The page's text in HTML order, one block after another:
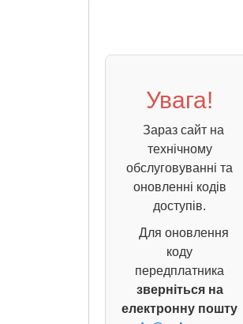
Увага!
Зараз сайт на
технічному
обслуговуванні та
оновленні кодів
доступів.
Для оновлення
коду
передплатника
зверніться на
електронну пошту